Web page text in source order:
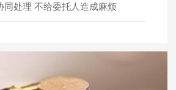
同处理 不给委托人造成麻烦